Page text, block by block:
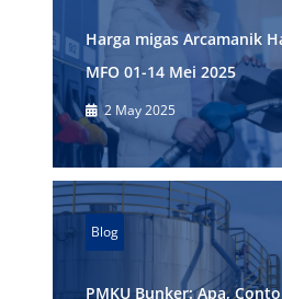
Harga migas Arcamanik
MFO 01-14 Mei 2025
2 May 2025
Blog
PMKU Bunker: Apa,